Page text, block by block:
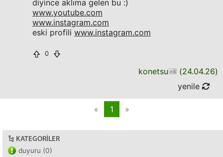
diyince aklıma gelen bu :)
www.youtube.com
www.instagram.com
eski profili www.instagram.com
0
konetsu (24.04.26)
yenile
« 1 »
KATEGORILER
duyuru (0)